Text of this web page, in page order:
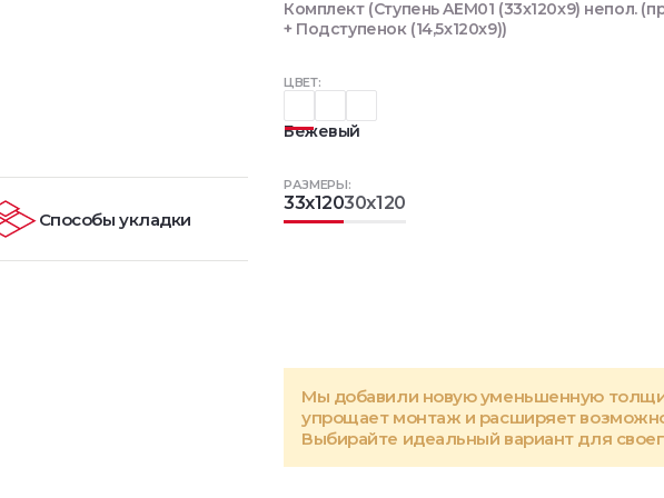
ЦВЕТ:
Бежевый
РАЗМЕРЫ:
33x12030x120
Мы добавили новую уменьшенную
упрощает монтаж и расширяет
Выбирайте идеальный вариант для
Комплект (Ступень AEM01 (33x120x9) непол.
+ Подступенок (14,5x120x9))
Способы укладки